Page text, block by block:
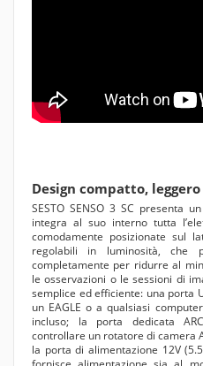
Design compatto, leggero
SESTO SENSO 3 SC presenta
integra al suo interno tutta
comodamente posizionate sul
regolabili in luminosità, che
completamente per ridurre al
le osservazioni o le sessioni di
semplice ed efficiente: una porta
un EAGLE o a qualsiasi
incluso; la porta dedicata
controllare un rotatore di camera
la porta di alimentazione 12V